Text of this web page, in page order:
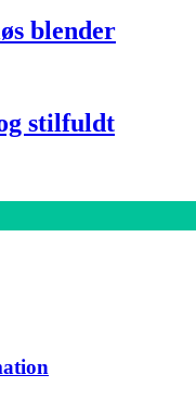
blender
stilfuldt